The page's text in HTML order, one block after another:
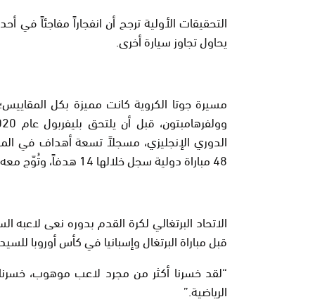
التحقيقات الأولية ترجح أن انفجاراً مفاجئاً في
يحاول تجاوز سيارة أخرى.
مسيرة جوتا الكروية كانت مميزة بكل
الدوري الإنجليزي، مسجلاً تسعة أهداف في
48 مباراة دولية سجل خلالها 14 هدفاً، وتُوّج معه بلقب دوري الأمم الأوروبية.
الاتحاد البرتغالي لكرة القدم بدوره نعى
قبل مباراة البرتغال وإسبانيا في كأس أوروبا
“لقد خسرنا أكثر من مجرد لاعب موهوب، خسرنا
الرياضية.”